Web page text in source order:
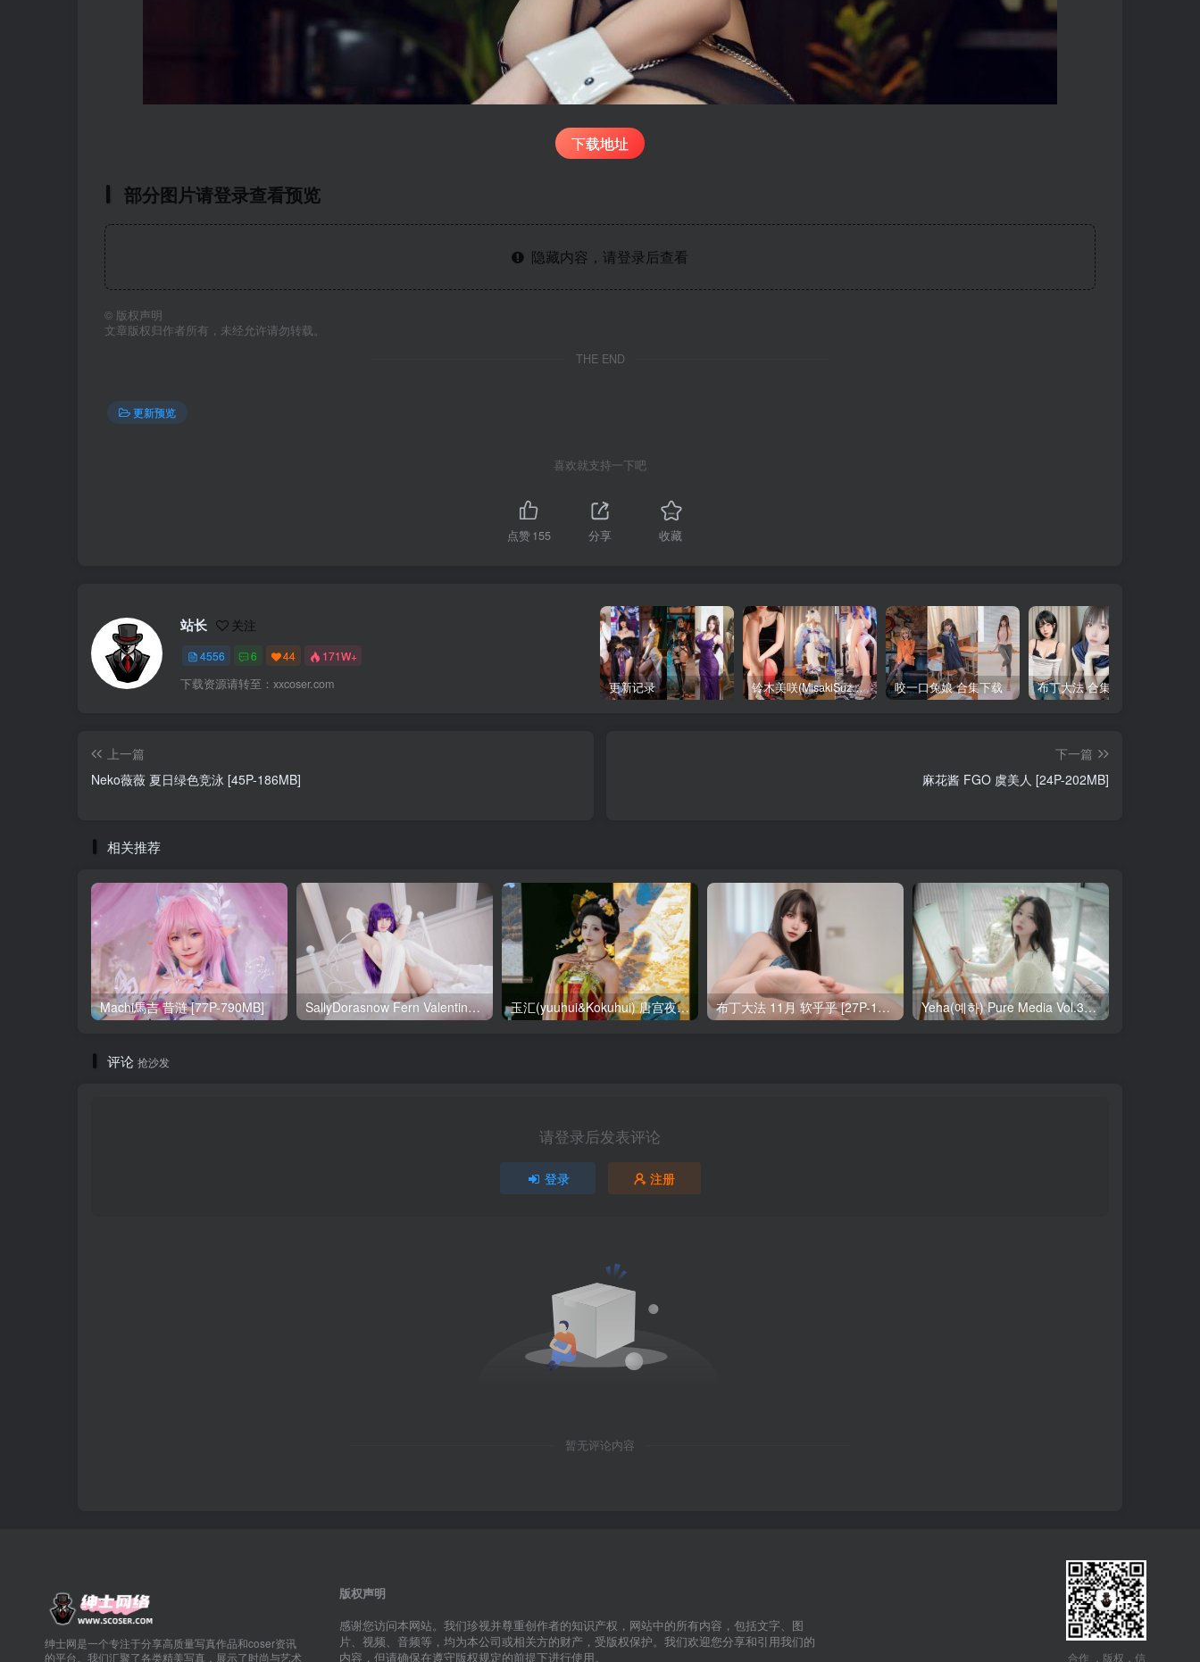
下载地址
部分图片请登录查看预览
隐藏内容，请登录后查看
© 版权声明
文章版权归作者所有，未经允许请勿转载。
THE END
更新预览
喜欢就支持一下吧
点赞155 分享 收藏
站长 关注
4556 6 44 171W+
下载资源请转至：xxcoser.com 更新记录 铃木美咲(MisakiSuzuki) 合集下载 咬一口兔娘 合集下载 布丁大法 合集下载
上一篇
Neko薇薇 夏日绿色竞泳 [45P-186MB]
下一篇
麻花酱 FGO 虞美人 [24P-202MB]
相关推荐
Machi馬吉 昔涟 [77P-790MB] SallyDorasnow Fern Valentine [50P-353MB] 玉汇(yuuhui&Kokuhui) 唐宫夜宴 [136P-1.47GB] 布丁大法 11月 软乎乎 [27P-1V-121MB] Yeha(예하) Pure Media Vol.321 Your Majesty [119P-145MB]
评论 抢沙发
请登录后发表评论
登录 注册
暂无评论内容
绅士网是一个专注于分享高质量写真作品和coser资讯
的平台。我们汇聚了各类精美写真，展示了时尚与艺术
版权声明
感谢您访问本网站。我们珍视并尊重创作者的知识产权，网站中的所有内容，包括文字、图
片、视频、音频等，均为本公司或相关方的财产，受版权保护。我们欢迎您分享和引用我们的
内容，但请确保在遵守版权规定的前提下进行使用。
合作 ，版权，信